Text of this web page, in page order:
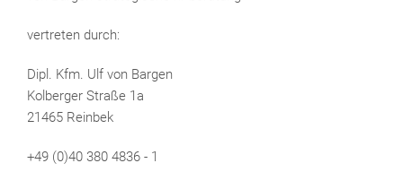
vertreten durch:
Dipl. Kfm. Ulf von Bargen
Kolberger Straße 1a
21465 Reinbek
+49 (0)40 380 4836 - 1